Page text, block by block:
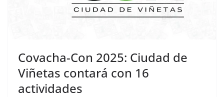
Covacha-Con 2025: Ciudad de
Viñetas contará con 16
actividades